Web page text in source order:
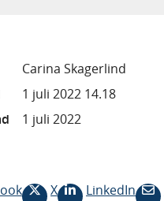
Carina Skagerlind
1 juli 2022 14.18
1 juli 2022
X LinkedIn